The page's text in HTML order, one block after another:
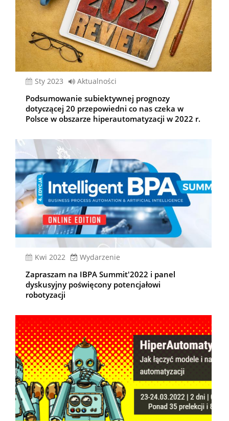
sty 2023 Aktualności
Podsumowanie subiektywnej prognozy
dotyczącej 20 przepowiedni co nas czeka w
Polsce w obszarze hiperautomatyzacji w 2022 r.
kwi 2022 Wydarzenie
Zapraszam na IBPA Summit'2022 i panel
dyskusyjny poświęcony potencjałowi
robotyzacji